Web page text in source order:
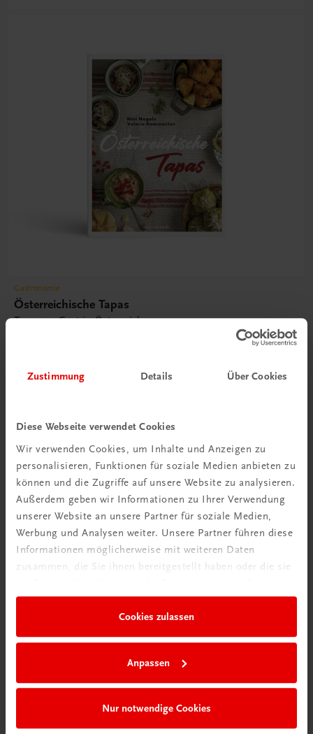
Zustimmung Details Über Cookies
Diese Webseite verwendet Cookies
Wir verwenden Cookies, um Inhalte und Anzeigen zu
personalisieren, Funktionen für soziale Medien anbieten zu
können und die Zugriffe auf unsere Website zu analysieren.
Außerdem geben wir Informationen zu Ihrer Verwendung
unserer Website an unsere Partner für soziale Medien,
Werbung und Analysen weiter. Unsere Partner führen diese
Informationen möglicherweise mit weiteren Daten
zusammen, die Sie ihnen bereitgestellt haben oder die sie
Cookies zulassen
Anpassen
Nur notwendige Cookies
Gastronomie
Österreichische Tapas
Tapas zu Gast in Österreich
Gastronomie
€ 99,00